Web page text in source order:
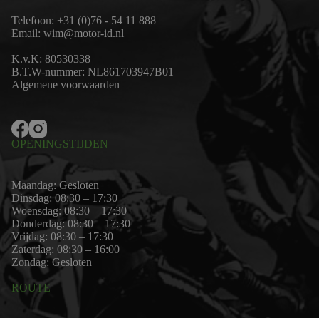
Telefoon: +31 (0)76 - 54 11 888
Email: wim@motor-id.nl
K.v.K: 80530338
B.T.W-nummer: NL861703947B01
Algemene voorwaarden
OPENINGSTIJDEN
Maandag: Gesloten
Dinsdag: 08:30 – 17:30
Woensdag: 08:30 – 17:30
Donderdag: 08:30 – 17:30
Vrijdag: 08:30 – 17:30
Zaterdag: 08:30 – 16:00
Zondag: Gesloten
ROUTE